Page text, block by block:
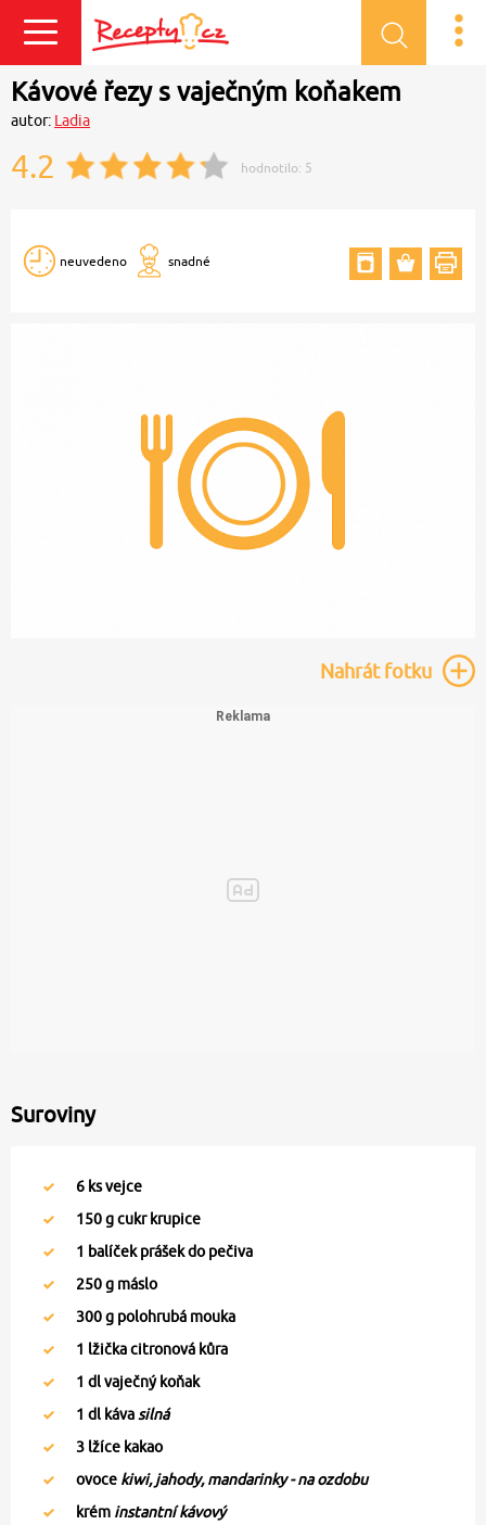
Přihlásit se
Kávové řezy s vaječným koňakem
autor: Ladia
4.2 hodnotilo: 5
neuvedeno snadné
Nahrátfotku
Suroviny
6 ks vejce
150g cukr krupice
1 balíček prášek do pečiva
250g máslo
300g polohrubá mouka
1 lžička citronová kůra
1 dl vaječný koňak
1 dl káva silná
3 lžíce kakao
ovoce kiwi, jahody, mandarinky - na ozdobu
krém instantní kávový